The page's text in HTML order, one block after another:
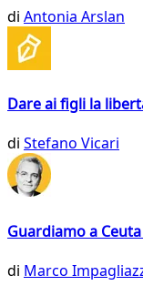
di Antonia Arslan
Dare ai figli la
di Stefano Vicari
Guardiamo a
di Marco